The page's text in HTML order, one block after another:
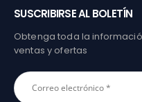
SUSCRIBIRSE AL BOLETÍN
Obtenga toda la
ventas y ofertas